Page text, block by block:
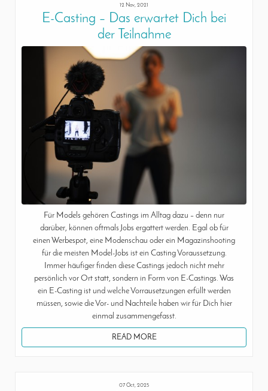
12 Nov, 2021
E-Casting – Das erwartet Dich bei
der Teilnahme
Für Models gehören Castings im Alltag dazu – denn nur
darüber, können oftmals Jobs ergattert werden. Egal ob für
einen Werbespot, eine Modenschau oder ein Magazinshooting
für die meisten Model-Jobs ist ein Casting Voraussetzung.
Immer häufiger finden diese Castings jedoch nicht mehr
persönlich vor Ort statt, sondern in Form von E-Castings. Was
ein E-Casting ist und welche Vorrausetzungen erfüllt werden
müssen, sowie die Vor- und Nachteile haben wir für Dich hier
einmal zusammengefasst.
READ MORE
07 Oct, 2025